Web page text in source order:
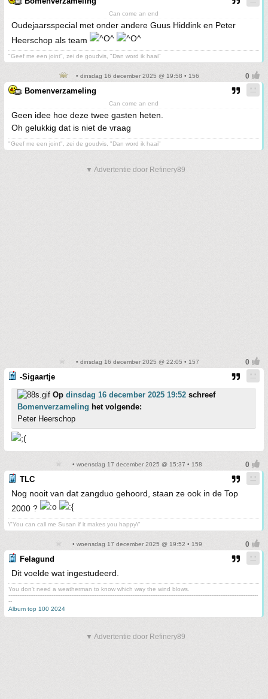
Can come an end
Oudejaarsspecial met onder andere Guus Hiddink en Peter
Heerschop als team
"Geef me een joint", zei de goudvis, "Dan word ik haai"
• dinsdag 16 december 2025 @ 19:58 • 156
Bomenverzameling
Can come an end
Geen idee hoe deze twee gasten heten.
Oh gelukkig dat is niet de vraag
"Geef me een joint", zei de goudvis, "Dan word ik haai"
▼ Advertentie door Refinery89
• dinsdag 16 december 2025 @ 22:05 • 157
-Sigaartje
Op dinsdag 16 december 2025 19:52 schreef
Bomenverzameling het volgende:
Peter Heerschop
• woensdag 17 december 2025 @ 15:37 • 158
TLC
Nog nooit van dat zangduo gehoord, staan ze ook in de Top
2000 ?
\"You can call me Susan if it makes you happy\"
• woensdag 17 december 2025 @ 19:52 • 159
Felagund
Dit voelde wat ingestudeerd.
You don't need a weatherman to know which way the wind blows.
-------------------------------------------------------------------------------------------------------------------------------------------
--
Album top 100 2024
▼ Advertentie door Refinery89